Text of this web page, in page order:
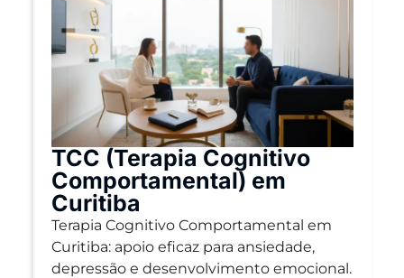
TCC (Terapia Cognitivo
Comportamental) em
Curitiba
Terapia Cognitivo Comportamental em
Curitiba: apoio eficaz para ansiedade,
depressão e desenvolvimento emocional.